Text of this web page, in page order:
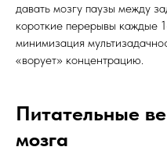
давать мозгу паузы между
короткие перерывы каждые
минимизация
«ворует» концентрацию.
Питательные
мозга